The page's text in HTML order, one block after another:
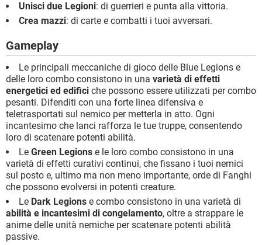
Unisci due Legioni: di guerrieri e punta alla vittoria.
Crea mazzi: di carte e combatti i tuoi avversari.
Gameplay
Le principali meccaniche di gioco delle Blue Legions e
delle loro combo consistono in una varietà di effetti
energetici ed edifici che possono essere utilizzati per combo
pesanti. Difenditi con una forte linea difensiva e
teletrasportati sul nemico per metterla in atto. Ogni
incantesimo che lanci rafforza le tue truppe, consentendo
loro di scatenare potenti abilità.
Le Green Legions e le loro combo consistono in una
varietà di effetti curativi continui, che fissano i tuoi nemici
sul posto e, ultimo ma non meno importante, orde di Fanghi
che possono evolversi in potenti creature.
Le Dark Legions e combo consistono in una varietà di
abilità e incantesimi di congelamento, oltre a strappare le
anime delle unità nemiche per scatenare potenti abilità
passive.